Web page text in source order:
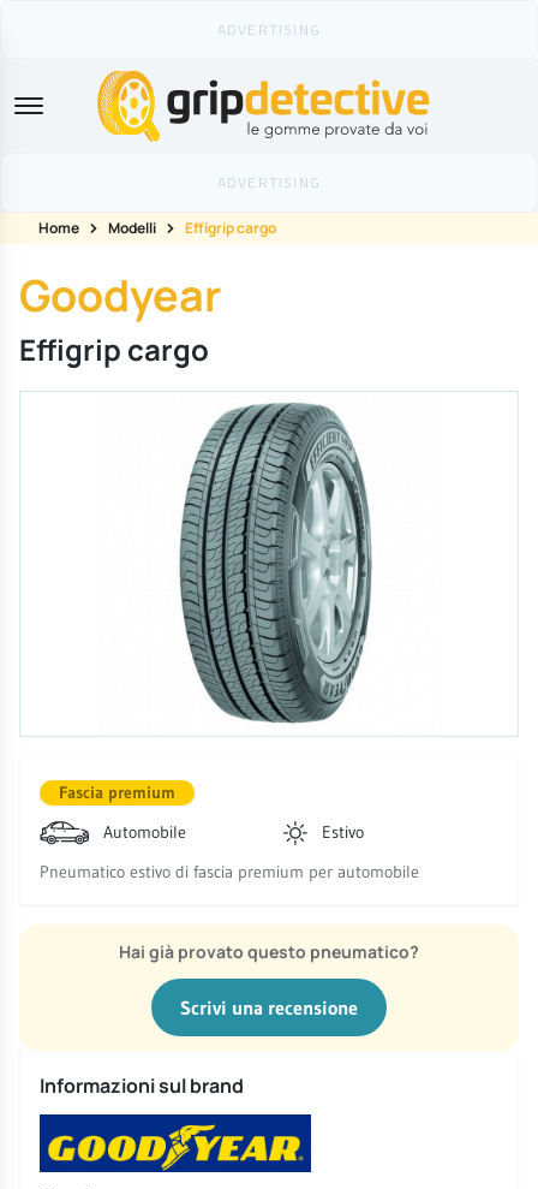
GripDetective
Home Modelli Effigrip cargo
Goodyear
Effigrip cargo
Fascia premium
Automobile
Estivo
Pneumatico estivo di fascia premium per automobile
Hai già provato questo pneumatico?
Scrivi una recensione
Informazioni sul brand